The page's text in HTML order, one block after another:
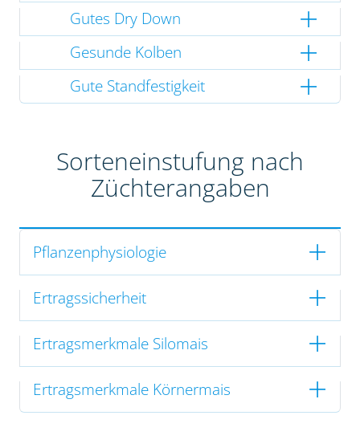
Gutes Dry Down
Gesunde Kolben
Gute Standfestigkeit
Sorteneinstufung nach
Züchterangaben
Pflanzenphysiologie
Ertragssicherheit
Ertragsmerkmale Silomais
Ertragsmerkmale Körnermais